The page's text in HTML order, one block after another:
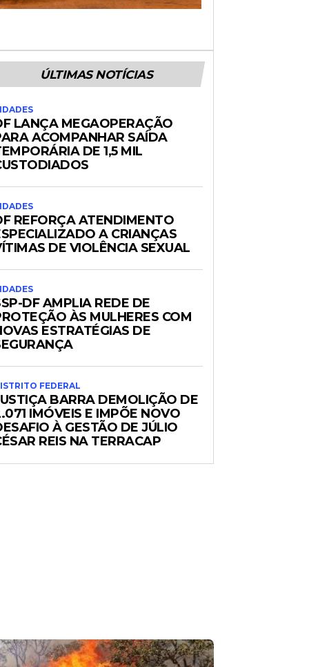
ÚLTIMAS NOTÍCIAS
LANÇA MEGAOPERAÇÃO
ACOMPANHAR SAÍDA
DE 1,5 MIL
REFORÇA ATENDIMENTO
A CRIANÇAS
DE VIOLÊNCIA SEXUAL
DF AMPLIA REDE DE
ÀS MULHERES COM
ESTRATÉGIAS DE
FEDERAL
BARRA DEMOLIÇÃO DE
IMÓVEIS E IMPÕE NOVO
À GESTÃO DE JÚLIO
REIS NA TERRACAP